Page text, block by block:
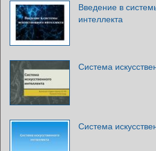
Введение в
интеллекта
Система
Система